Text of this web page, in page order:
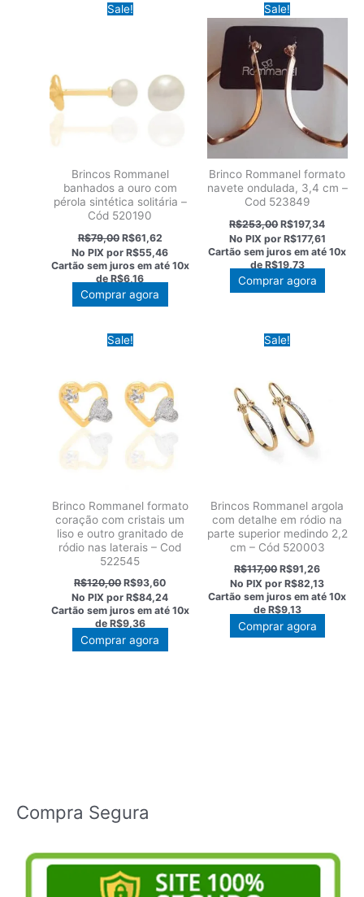
Sale!
Brincos Rommanel
banhados a ouro com
pérola sintética solitária –
Cód 520190
R$79,00 O
preço
original
era:
R$79,00.
R$61,62O
preço
atual
é:
R$61,62.
No PIX porR$55,46
Cartão sem juros em até 10x
de R$6,16
Comprar agora
Sale!
Brinco Rommanel formato
navete ondulada, 3,4 cm –
Cod 523849
R$253,00O
preço
original
era:
R$253,00.
R$197,34
preço
atual
é:
No PIX por R$177,61
Cartão sem juros em até10x
deR$19,73
Comprar agora
Sale!
Brinco Rommanel formato
coração com cristais um
liso e outro granitado de
ródio nas laterais – Cod
522545
R$120,00O
preço
original
era:
R$120,00.
R$93,60O
preço
atual
é:
R$93,60.
No PIX porR$84,24
Cartão sem juros em até 10x
deR$9,36
Comprar agora
Sale!
Brincos Rommanel argola
com detalhe em ródio na
parte superior medindo 2,2
cm – Cód 520003
R$117,00O
preço
original
era:
R$117,00.
R$91,26O
preço
atual
é:
R$91,26.
No PIX porR$82,13
Cartão sem juros em até10x
deR$9,13
Comprar agora
Compra Segura